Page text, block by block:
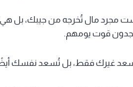
مجرد مال تُخرجه من جيبك، بل هي
قوت يومهم.
تُسعد غيرك فقط، بل تُسعد نفسك